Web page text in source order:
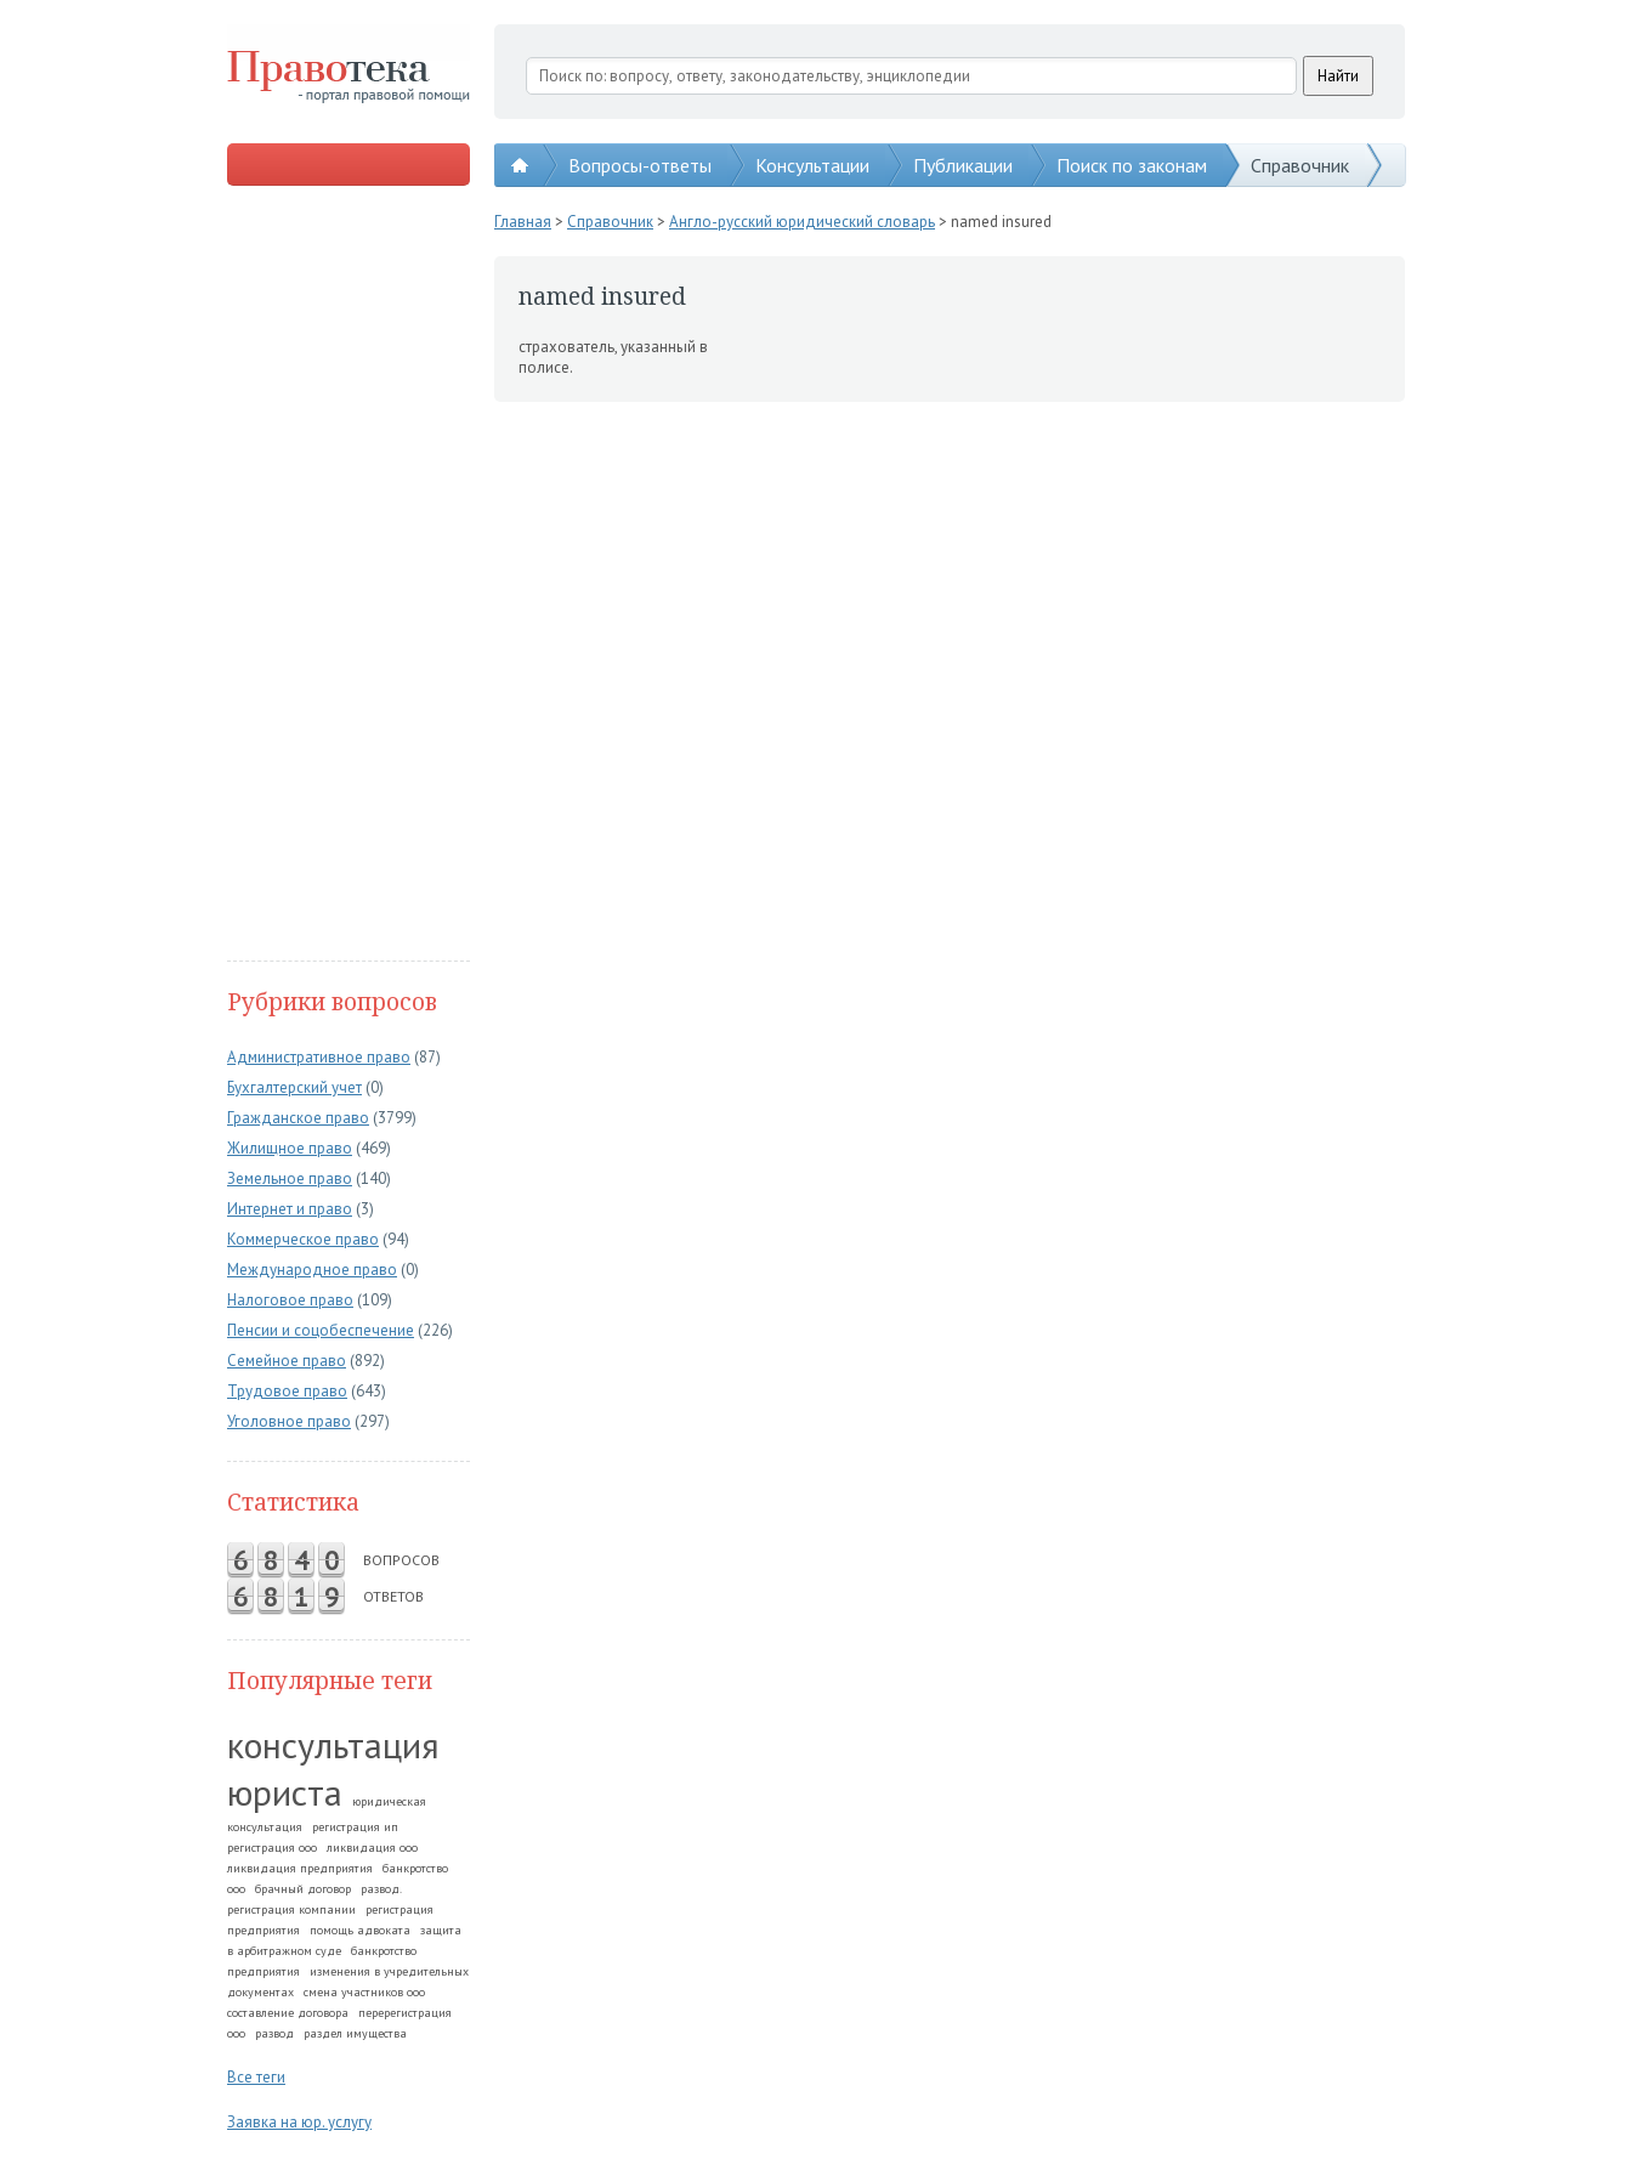
Вопросы-ответы Консультации Публикации Поиск по законам Справочник
Рубрики вопросов
Административное право (87)
Бухгалтерский учет (0)
Гражданское право (3799)
Жилищное право (469)
Земельное право (140)
Интернет и право (3)
Коммерческое право (94)
Международное право (0)
Налоговое право (109)
Пенсии и соцобеспечение (226)
Семейное право (892)
Трудовое право (643)
Уголовное право (297)
Статистика
6 8 4 0 ВОПРОСОВ
6 8 1 9 ОТВЕТОВ
Популярные теги
консультация
юриста
юридическая
консультация
регистрация ип
регистрация ооо
ликвидация ооо
ликвидация предприятия
банкротство
ооо
брачный договор
развод.
регистрация компании
регистрация
предприятия
помощь адвоката
защита
в арбитражном суде
банкротство
предприятия
изменения в учредительных
документах
смена участников ооо
составление договора
перерегистрация
ооо
развод раздел имущества
Все теги
Заявка на юр. услугу
Главная > Справочник> Англо-русский юридический словарь> named insured
named insured
страхователь, указан­ный в
полисе.